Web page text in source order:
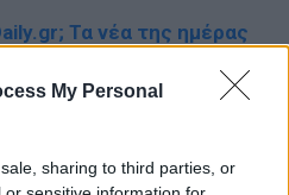
My Personal
sharing to third parties, or
Τα νέα της ημέρας
και στο Instagram